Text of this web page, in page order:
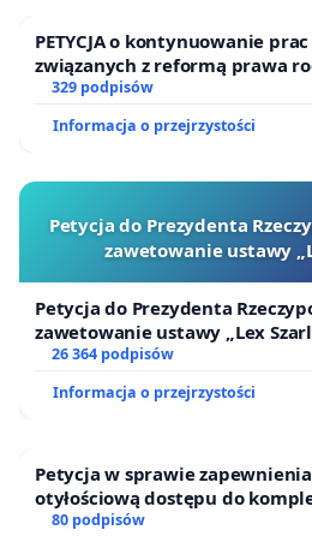
PETYCJA o kontynuowanie
związanych z reformą prawa
329 podpisów
Informacja o przejrzystości
Petycja do Prezydenta
zawetowanie ustawy
Petycja do Prezydenta
zawetowanie ustawy „Lex
26 364 podpisów
Informacja o przejrzystości
Petycja w sprawie
otyłościową dostępu do
oraz programów
80 podpisów